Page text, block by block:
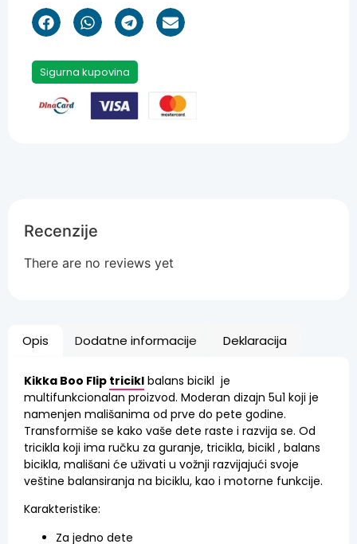
Sigurna kupovina
Opis Dodatne informacije Deklaracija
Kikka Boo Flip tricikl balans bicikl je
multifunkcionalan proizvod. Moderan dizajn 5u1 koji je
namenjen mališanima od prve do pete godine.
Transformiše se kako vaše dete raste i razvija se. Od
tricikla koji ima ručku za guranje, tricikla, bicikl , balans
bicikla, mališani će uživati u vožnji razvijajući svoje
veštine balansiranja na biciklu, kao i motorne funkcije.
Karakteristike:
Za jedno dete
Recenzije
There are no reviews yet